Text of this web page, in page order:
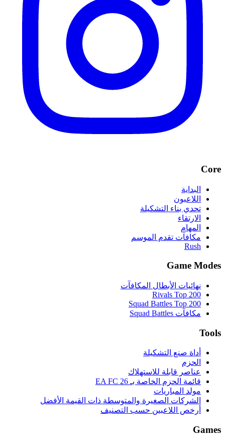
Core
البداية
اللاعبون
تحدي بناء التشكيلة
الارتقاء
المهام
مكافآت تقدم الموسم
Rush
Game Modes
نهائيات الأبطال المكافآت
Rivals Top 200
Squad Battles Top 200
مكافآت Squad Battles
Tools
أداة صنع التشكيلة
الحزم
عناصر قابلة للاستهلاك
قائمة الحزم الخاصة بـ EA FC 26
مولد المباريات
الشركات الصغيرة والمتوسطة ذات القيمة الأفضل
أرخص اللاعبين حسب التصنيف
Games